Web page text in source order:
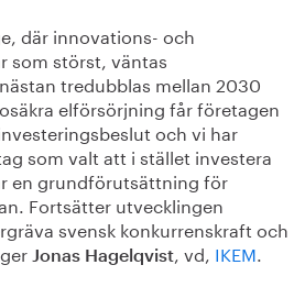
där innovations- och
som störst, väntas
tredubblas mellan 2030
elförsörjning får företagen
och vi har
som valt att i stället investera
en grundförutsättning för
Fortsätter utvecklingen
svensk konkurrenskraft och
Jonas Hagelqvist, vd, IKEM.